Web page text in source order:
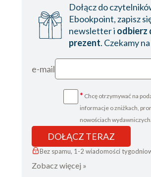
Dołącz do
Ebookpoint, zapisz
newsletter i odbierz
prezent. Czekamy
e-mail
* Chcę otrzymywać na
informacje o zniżkach,
nowościach wydawniczych.
DOŁĄCZ TERAZ
Bez spamu, 1-2 wiadomości
Zobacz więcej »